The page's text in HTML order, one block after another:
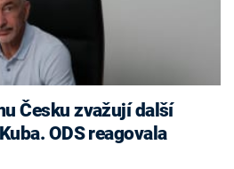
ODS reagovala